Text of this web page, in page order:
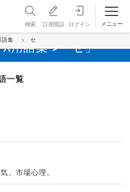
検索 口座開設 ログイン メニュー
用語集 >「セ」
語集 セ
一覧
、市場心理。